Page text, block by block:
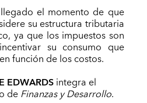
el momento de que
su estructura tributaria
ya que los impuestos son
su consumo que
función de los costos.
EDWARDSintegra el
deFinanzas y Desarrollo.